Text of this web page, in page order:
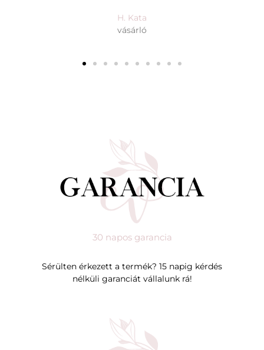
vásárló
30 napos garancia
Sérülten érkezett a termék? 15 napig kérdés
nélküli garanciát vállalunk rá!